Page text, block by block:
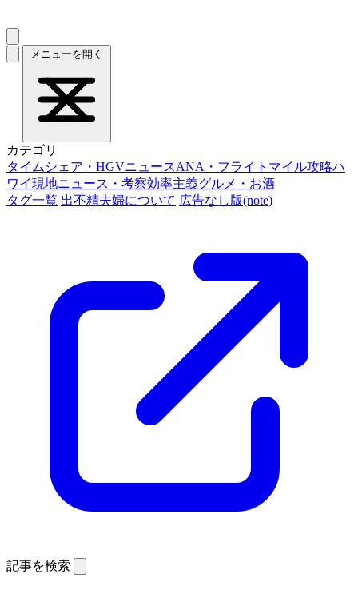
メニューを開く
カテゴリ
タイムシェア・HGVニュースANA・フライトマイル攻略ハ
ワイ現地ニュース・考察効率主義グルメ・お酒
タグ一覧 出不精夫婦について 広告なし版(note)
記事を検索